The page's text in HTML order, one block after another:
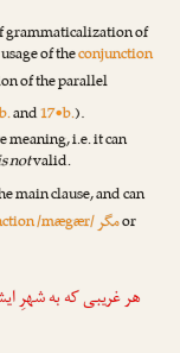
grammaticalization of
of theconjunction
of the parallel
and17•b.).
meaning, i.e. it can
notvalid.
main clause, and can
/mægær/مگرor
هر غریبی که به شهرِ